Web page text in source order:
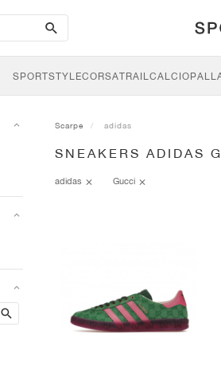
search-
btn
SPORTSTYLECORSATRAILCALCIO
Search
Scarpe adidas
SNEAKERS ADIDAS
adidas Gucci